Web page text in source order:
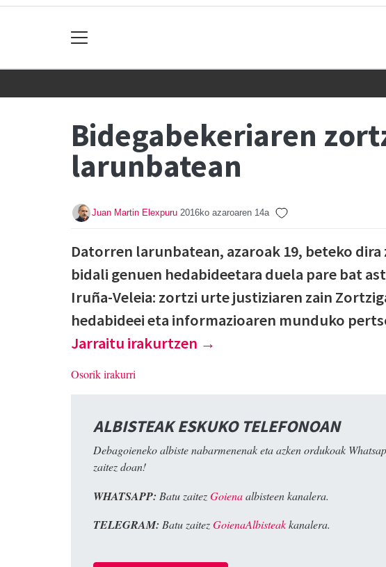
Bidegabekeriaren
larunbatean
Juan Martin Elexpuru 2016ko azaroaren 14a
Datorren larunbatean, azaroak 19, beteko
bidali genuen hedabideetara duela pare bat
Iruña-Veleia: zortzi urte justiziaren zain
hedabideei eta informazioaren munduko
Jarraitu irakurtzen →
Osorik irakurri
ALBISTEAK ESKUKO TELEFONOAN
Debagoieneko albiste nabarmenenak eta azken ordukoak
zaitez doan!
WHATSAPP: Batu zaitezGoienaalbisteen kanalera.
TELEGRAM: Batu zaitezGoienaAlbisteakkanalera.